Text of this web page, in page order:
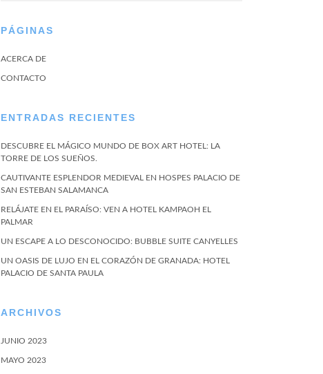
PÁGINAS
ACERCA DE
CONTACTO
ENTRADAS RECIENTES
DESCUBRE EL MÁGICO MUNDO DE BOX ART HOTEL: LA
TORRE DE LOS SUEÑOS.
CAUTIVANTE ESPLENDOR MEDIEVAL EN HOSPES PALACIO DE
SAN ESTEBAN SALAMANCA
RELÁJATE EN EL PARAÍSO: VEN A HOTEL KAMPAOH EL
PALMAR
UN ESCAPE A LO DESCONOCIDO: BUBBLE SUITE CANYELLES
UN OASIS DE LUJO EN EL CORAZÓN DE GRANADA: HOTEL
PALACIO DE SANTA PAULA
ARCHIVOS
JUNIO 2023
MAYO 2023